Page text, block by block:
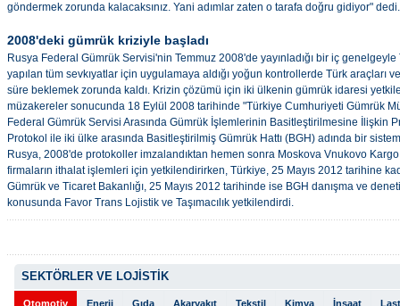
göndermek zorunda kalacaksınız. Yani adımlar zaten o tarafa doğru gidiyor" dedi.
2008'deki gümrük kriziyle başladı
Rusya Federal Gümrük Servisi'nin Temmuz 2008'de yayınladığı bir iç
yapılan tüm sevkıyatlar için uygulamaya aldığı yoğun kontrollerde Türk araçları
süre beklemek zorunda kaldı. Krizin çözümü için iki ülkenin gümrük idaresi
müzakereler sonucunda 18 Eylül 2008 tarihinde "Türkiye Cumhuriyeti Gümrük
Federal Gümrük Servisi Arasında Gümrük İşlemlerinin Basitleştirilmesine İlişkin
Protokol ile iki ülke arasında Basitleştirilmiş Gümrük Hattı (BGH) adında bir
Rusya, 2008'de protokoller imzalandıktan hemen sonra Moskova Vnukovo
firmaların ithalat işlemleri için yetkilendirirken, Türkiye, 25 Mayıs 2012 tarihine
Gümrük ve Ticaret Bakanlığı, 25 Mayıs 2012 tarihinde ise BGH danışma ve
konusunda Favor Trans Lojistik ve Taşımacılık yetkilendirdi.
SEKTÖRLER VE LOJİSTİK
Otomotiv Enerji Gıda Akaryakıt Tekstil Kimya İnşaat